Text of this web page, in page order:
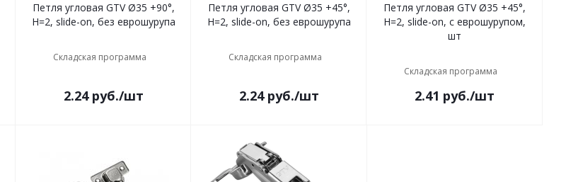
Петля угловая GTV Ø35 +90°,
H=2, slide-on, без еврошурупа
Складская программа
2.24руб./шт
Петля угловая GTV Ø35 +45°,
H=2, slide-on, без еврошурупа
Складская программа
2.24руб./шт
Петля угловая GTV Ø35 +45°,
H=2, slide-on, с еврошурупом,
шт
Складская программа
2.41 руб./шт